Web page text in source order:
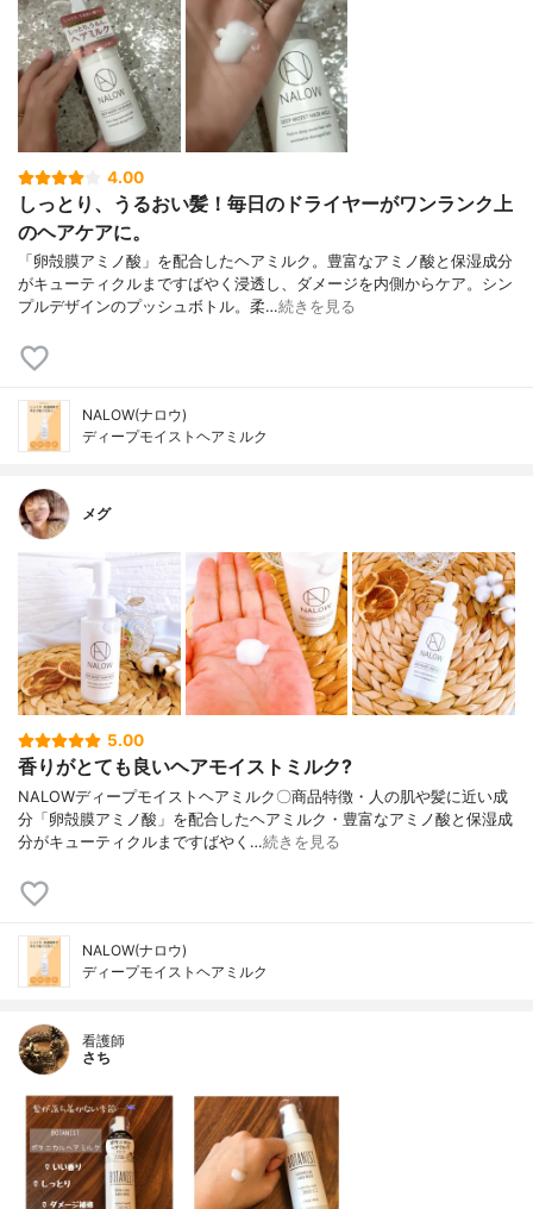
4.00
しっとり、うるおい髪！毎日のドライヤーがワンランク上
のヘアケアに。
「卵殻膜アミノ酸」を配合したヘアミルク。豊富なアミノ酸と保湿成分
がキューティクルまですばやく浸透し、ダメージを内側からケア。シン
プルデザインのプッシュボトル。柔…続きを見る
NALOW(ナロウ)
ディープモイストヘアミルク
メグ
5.00
香りがとても良いヘアモイストミルク?
NALOWディープモイストヘアミルク〇商品特徴・人の肌や髪に近い成
分「卵殻膜アミノ酸」を配合したヘアミルク・豊富なアミノ酸と保湿成
分がキューティクルまですばやく…続きを見る
NALOW(ナロウ)
ディープモイストヘアミルク
看護師
さち